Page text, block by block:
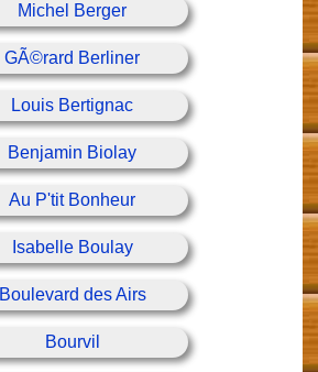
Michel Berger
GÃ©rard Berliner
Louis Bertignac
Benjamin Biolay
Au P'tit Bonheur
Isabelle Boulay
Boulevard des Airs
Bourvil